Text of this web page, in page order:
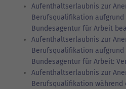
Aufenthaltserlaubnis zur
Berufsqualifikation aufgrund
Bundesagentur für Arbeit
Aufenthaltserlaubnis zur
Berufsqualifikation aufgrund
Bundesagentur für Arbeit:
Aufenthaltserlaubnis zur
Berufsqualifikation während